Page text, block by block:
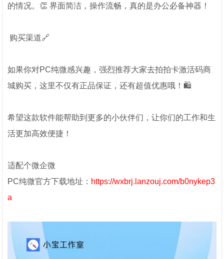
的情况。👏 界面简洁，操作流畅，真的是办公必备神器！
购买渠道🔗
如果你对PC纯微感兴趣，强烈推荐大家去拍拍卡激活码商
城购买，这里不仅有正品保证，还有超值优惠哦！🛍️
希望这款软件能帮助到更多的小伙伴们，让你们的工作和生
活更加高效便捷！
适配个微企微
PC纯微官方下载地址： https://wxbrj.lanzouj.com/b0nykep3
a